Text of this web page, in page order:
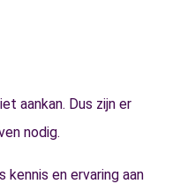
aankan. Dus zijn er
nodig.
kennis en ervaring aan